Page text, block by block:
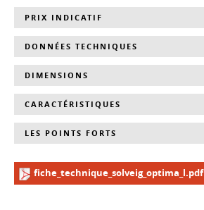
PRIX INDICATIF
DONNÉES TECHNIQUES
DIMENSIONS
CARACTÉRISTIQUES
LES POINTS FORTS
fiche_technique_solveig_optima_l.pdf